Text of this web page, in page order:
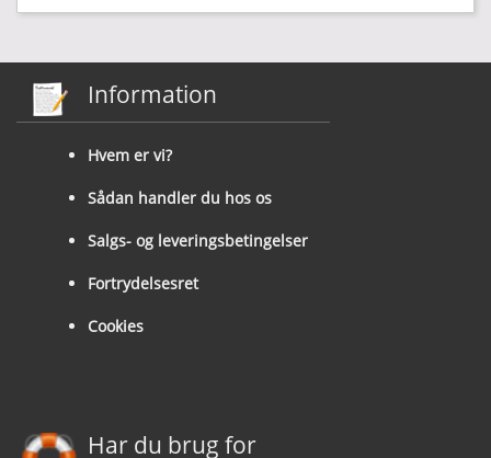
Information
Hvem er vi?
Sådan handler du hos os
Salgs- og leveringsbetingelser
Fortrydelsesret
Cookies
Har du brug for